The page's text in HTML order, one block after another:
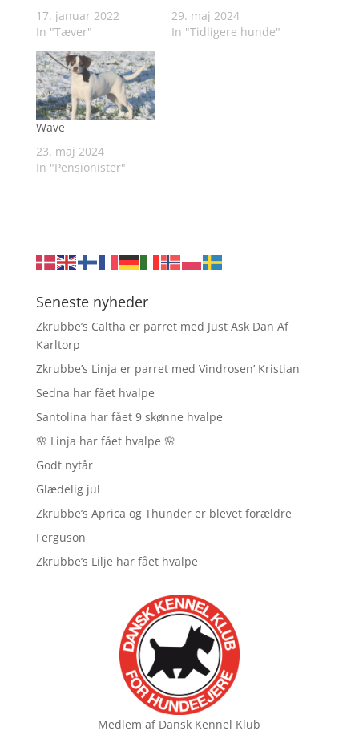
17. januar 2022
In "Tæver"
29. maj 2024
In "Tidligere hunde"
Wave
23. maj 2024
In "Pensionister"
Seneste nyheder
Zkrubbe’s Caltha er parret med Just Ask Dan Af
Karltorp
Zkrubbe’s Linja er parret med Vindrosen’ Kristian
Sedna har fået hvalpe
Santolina har fået 9 skønne hvalpe
🌸 Linja har fået hvalpe 🌸
Godt nytår
Glædelig jul
Zkrubbe’s Aprica og Thunder er blevet forældre
Ferguson
Zkrubbe’s Lilje har fået hvalpe
Medlem af Dansk Kennel Klub